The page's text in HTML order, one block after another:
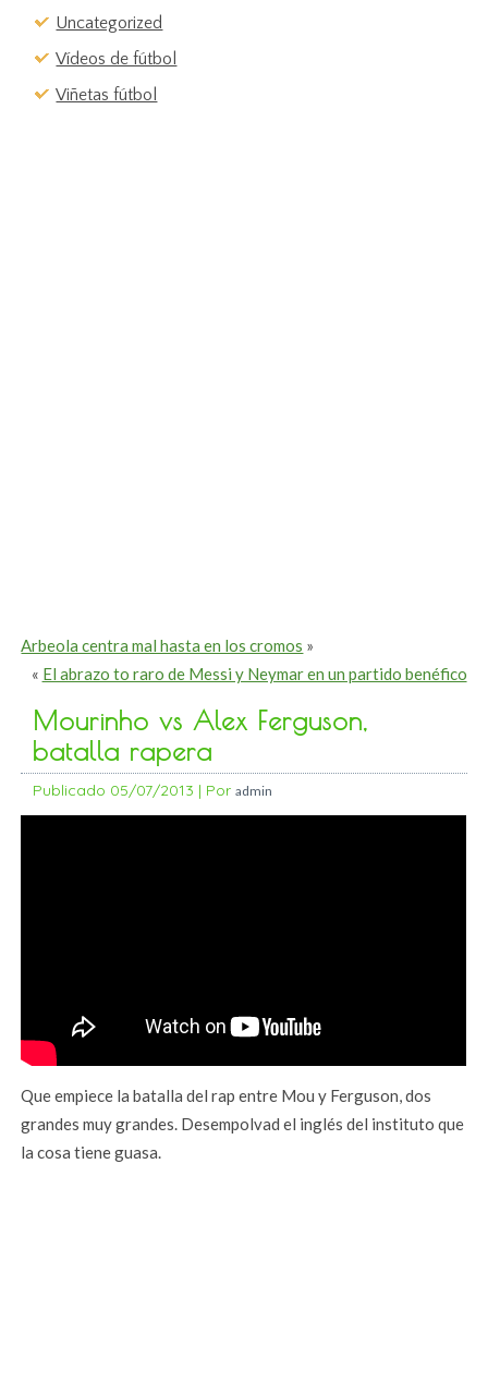
Uncategorized
Vídeos de fútbol
Viñetas fútbol
Arbeola centra mal hasta en los cromos »
« El abrazo to raro de Messi y Neymar en un partido benéfico
Mourinho vs Alex Ferguson,
batalla rapera
Publicado 05/07/2013 | Por admin
Que empiece la batalla del rap entre Mou y Ferguson, dos
grandes muy grandes. Desempolvad el inglés del instituto que
la cosa tiene guasa.